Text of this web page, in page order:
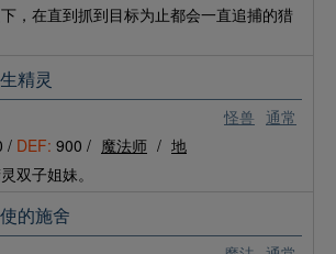
，在直到抓到目标为止都会一直追捕的猎
怪兽 通常
精灵
/ DEF: 900 / 魔法师 / 地
双子姐妹。
的施舍